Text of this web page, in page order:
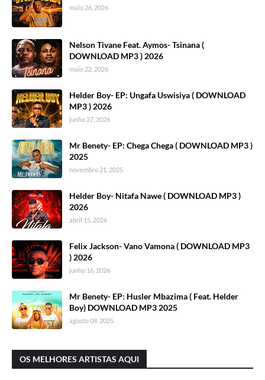
maio 26, 2026
Nelson Tivane Feat. Aymos- Tsinana (
DOWNLOAD MP3 ) 2026
maio 22, 2026
Helder Boy- EP: Ungafa Uswisiya ( DOWNLOAD
MP3 ) 2026
junho 27, 2026
Mr Benety- EP: Chega Chega ( DOWNLOAD MP3 )
2025
novembro 21, 2025
Helder Boy- Nitafa Nawe ( DOWNLOAD MP3 )
2026
abril 15, 2026
Felix Jackson- Vano Vamona ( DOWNLOAD MP3
) 2026
junho 16, 2026
Mr Benety- EP: Husler Mbazima ( Feat. Helder
Boy) DOWNLOAD MP3 2025
agosto 08, 2025
OS MELHORES ARTISTAS AQUI